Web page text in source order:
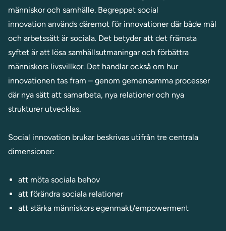
människor och samhälle. Begreppet social
innovation används däremot för innovationer där både mål
och arbetssätt är sociala. Det betyder att det främsta
syftet är att lösa samhällsutmaningar och förbättra
människors livsvillkor. Det handlar också om hur
innovationen tas fram – genom gemensamma processer
där nya sätt att samarbeta, nya relationer och nya
strukturer utvecklas.
Social innovation brukar beskrivas utifrån tre centrala
dimensioner:
att möta sociala behov
att förändra sociala relationer
att stärka människors egenmakt/empowerment